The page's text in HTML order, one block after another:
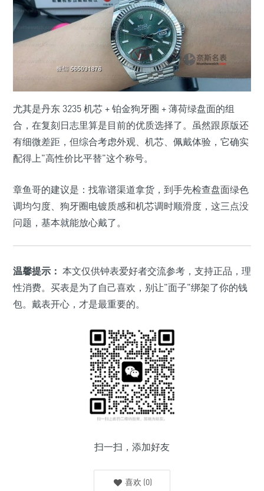
尤其是丹东 3235 机芯 + 铂金狗牙圈 + 薄荷绿盘面的组
合，在复刻日志里算是目前的优质选择了。虽然跟原版还
有细微差距，但综合考虑外观、机芯、佩戴体验，它确实
配得上"高性价比平替"这个称号。
章鱼哥的建议是：找靠谱渠道拿货，到手先检查盘面绿色
调均匀度、狗牙圈电镀质感和机芯调时顺滑度，这三点没
问题，基本就能放心戴了。
温馨提示： 本文仅供钟表爱好者交流参考，支持正品，理
性消费。买表是为了自己喜欢，别让"面子"绑架了你的钱
包。戴表开心，才是最重要的。
扫一扫，添加好友
喜欢 (0)